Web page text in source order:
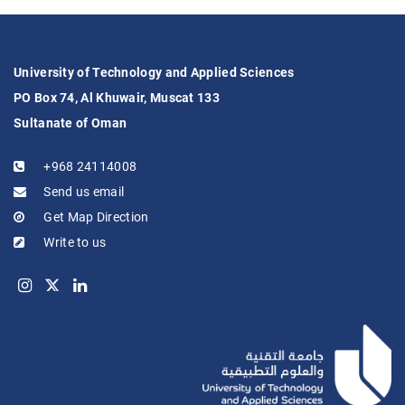
University of Technology and Applied Sciences
PO Box 74, Al Khuwair, Muscat 133
Sultanate of Oman
+968 24114008
Send us email
Get Map Direction
Write to us